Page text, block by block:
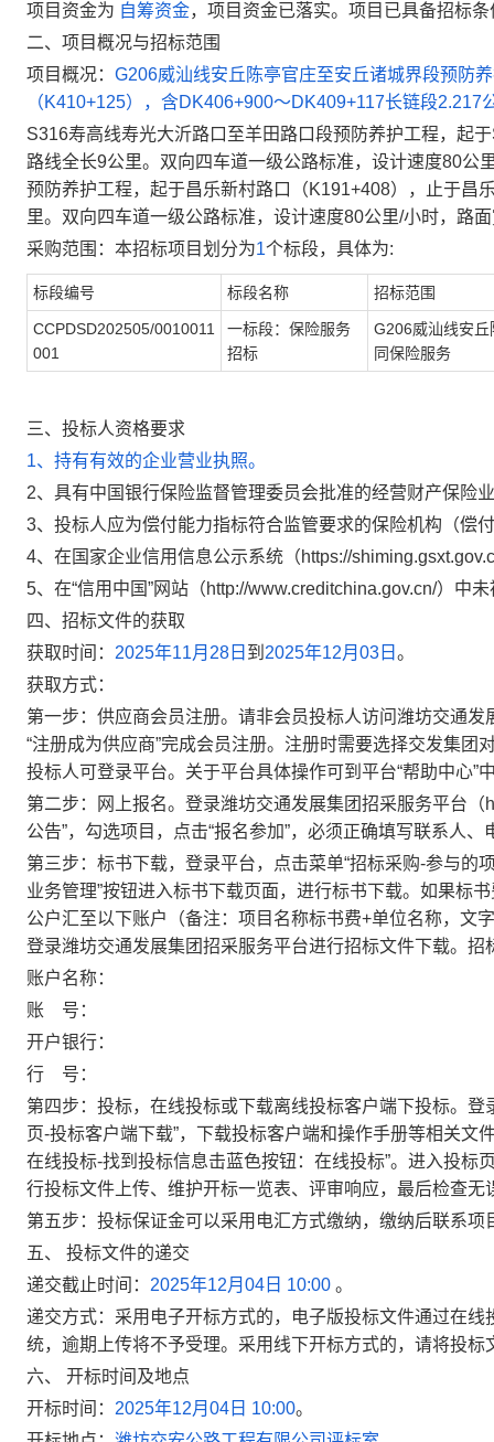
项目资金为 自筹资金，项目资金已落实。项目已具备招标
二、项目概况与招标范围
项目概况： G206威汕线安丘陈亭官庄至安丘诸城界段预防
（K410+125），含DK406+900～DK409+117长链段
S316寿高线寿光大沂路口至羊田路口段预防养护工程，起
路线全长9公里。双向四车道一级公路标准，设计速度80
预防养护工程，起于昌乐新村路口（K191+408），止于昌
里。双向四车道一级公路标准，设计速度80公里/小时，路
采购范围：本招标项目划分为1个标段，具体为:
标段编号 标段名称 招标范围
CCPDSD202505/0010011
001
一标段：保险服务
招标
G206威汕线安
同保险服务
三、投标人资格要求
1、持有有效的企业营业执照。
2、具有中国银行保险监督管理委员会批准的经营财产保险
3、投标人应为偿付能力指标符合监管要求的保险机构（偿
4、在国家企业信用信息公示系统（https://
5、在“信用中国”网站（http://www.creditchina.gov.cn/）中
四、招标文件的获取
获取时间： 2025年11月28日 到 2025年12月03日 。
获取方式：
第一步：供应商会员注册。请非会员投标人访问潍坊交通
“注册成为供应商”完成会员注册。注册时需要选择交发集
投标人可登录平台。关于平台具体操作可到平台“帮助中心”
第二步：网上报名。登录潍坊交通发展集团招采服务平台
公告”，勾选项目，点击“报名参加”，必须正确填写联系人、
第三步：标书下载，登录平台，点击菜单“招标采购-参与的
业务管理”按钮进入标书下载页面，进行标书下载。如果标
公户汇至以下账户（备注：项目名称标书费+单位名称，文
登录潍坊交通发展集团招采服务平台进行招标文件下载。 招
账户名称：
账 号：
开户银行：
行 号：
第四步：投标，在线投标或下载离线投标客户端下投标。
页-投标客户端下载”，下载投标客户端和操作手册等相关文
在线投标-找到投标信息击蓝色按钮：在线投标”。进入投
行投标文件上传、维护开标一览表、评审响应，最后检查无
第五步：投标保证金可以采用电汇方式缴纳，缴纳后联系
五、 投标文件的递交
递交截止时间： 2025年12月04日 10:00 。
递交方式：采用电子开标方式的，电子版投标文件通过在
统，逾期上传将不予受理。采用线下开标方式的，请将投
六、 开标时间及地点
开标时间： 2025年12月04日 10:00。